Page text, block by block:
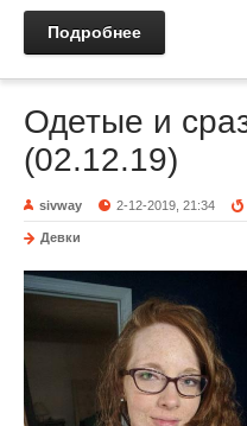
Подробнее
Одетые и
(02.12.19)
sivway 2-12-2019, 21:34
Девки